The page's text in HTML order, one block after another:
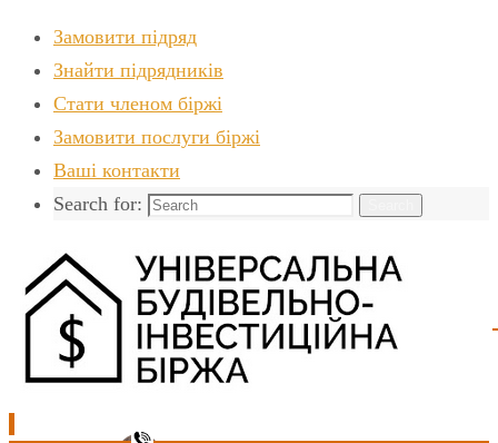
Замовити підряд
Знайти пiдрядникiв
Стати членом біржі
Замовити послуги біржі
Ваші контакти
Search for: